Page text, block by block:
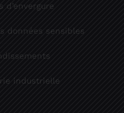
d’envergure
données sensibles
industrielle